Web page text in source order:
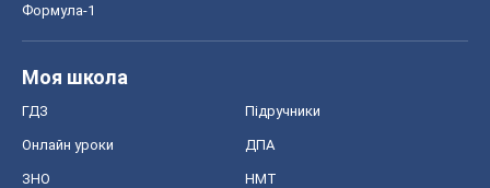
Формула-1
Моя школа
ГДЗ Підручники
Онлайн уроки ДПА
ЗНО НМТ